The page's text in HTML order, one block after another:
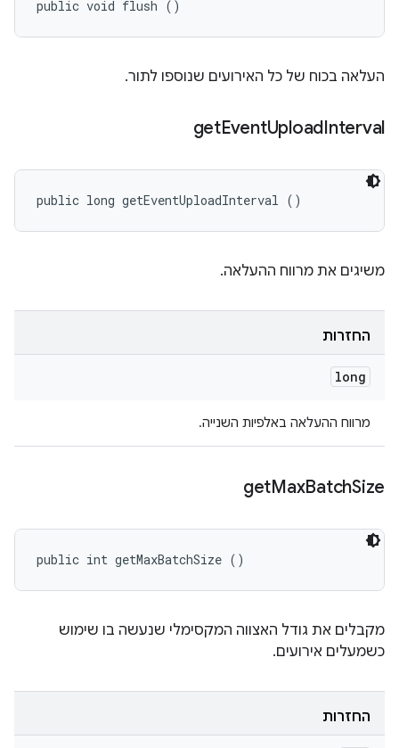
public void flush ()
העלאה בכוח של כל האירועים שנוספו לתור.
getEventUploadInterval
public long getEventUploadInterval ()
משיגים את מרווח ההעלאה.
החזרות
long
מרווח ההעלאה באלפיות השנייה.
getMaxBatchSize
public int getMaxBatchSize ()
מקבלים את גודל האצווה המקסימלי שנעשה בו שימוש
כשמעלים אירועים.
החזרות